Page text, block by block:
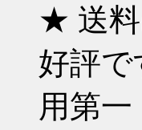
★ 送料
好評
用第